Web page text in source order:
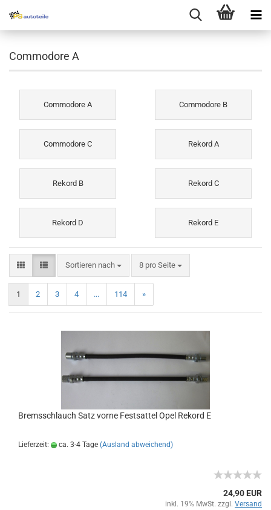
Commodore A
Commodore A Commodore B
Commodore C Rekord A
Rekord B Rekord C
Rekord D Rekord E
Sortieren nach 8 pro Seite
1 2 3 4 ... 114 »
Bremsschlauch Satz vorne Festsattel Opel Rekord E
Lieferzeit: ca. 3-4 Tage (Ausland abweichend)
24,90 EUR
inkl. 19% MwSt. zzgl. Versand